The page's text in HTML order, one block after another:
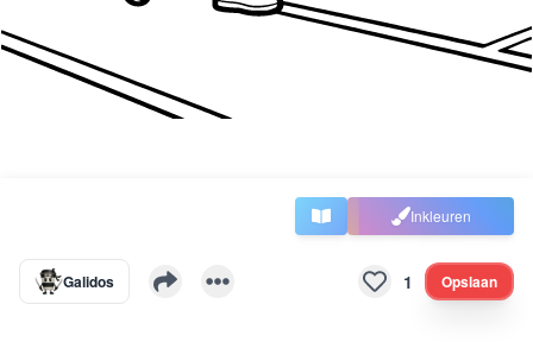
Inkleuren
Galidos 1 Opslaan